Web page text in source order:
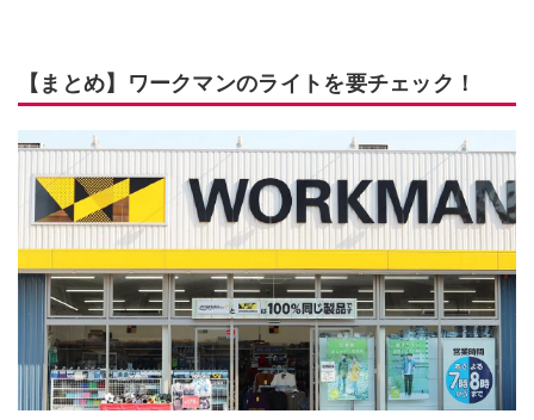
【まとめ】ワークマンのライトを要チェック！